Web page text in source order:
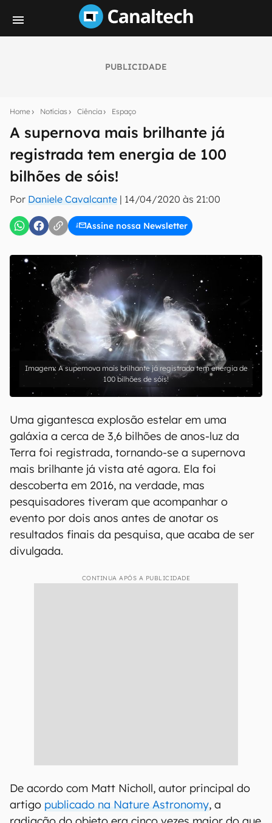
PUBLICIDADE
Home Notícias Ciência Espaço
A supernova mais brilhante já
registrada tem energia de 100
bilhões de sóis!
Por Daniele Cavalcante | 14/04/2020 às 21:00
Assine nossa Newsletter
notícias e reviews sobre tecnologia em primeira
E-mail
inscreva-se
Uso e Política de Privacidade do Canaltech.
A supernova mais brilhante já registrada tem energia de
100 bilhões de sóis!
Uma gigantesca explosão estelar em uma
galáxia a cerca de 3,6 bilhões de anos-luz da
Terra foi registrada, tornando-se a supernova
mais brilhante já vista até agora. Ela foi
descoberta em 2016, na verdade, mas
pesquisadores tiveram que acompanhar o
evento por dois anos antes de anotar os
resultados finais da pesquisa, que acaba de ser
divulgada.
CONTINUA APÓS A PUBLICIDADE
De acordo com Matt Nicholl, autor principal do
artigo publicado na Nature Astronomy, a